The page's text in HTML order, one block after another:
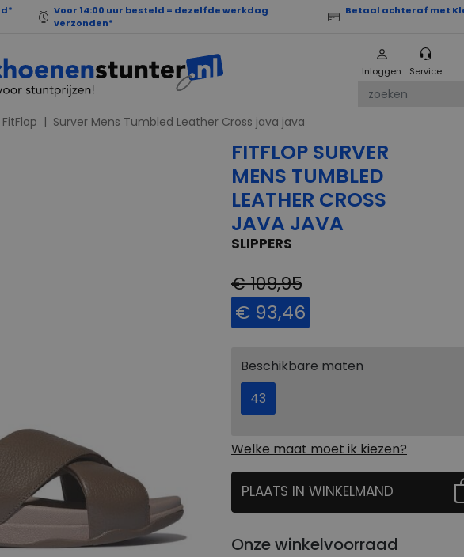
Voor 14:00 uur besteld = dezelfde werkdag
verzonden*
Betaal achteraf met
Inloggen Service
FitFlop Surver Mens Tumbled Leather Cross java java
FITFLOP SURVER
MENS TUMBLED
LEATHER CROSS
JAVA JAVA
SLIPPERS
€ 109,95
€ 93,46
Beschikbare maten
43
Welke maat moet ik kiezen?
PLAATS IN WINKELMAND
Onze winkelvoorraad